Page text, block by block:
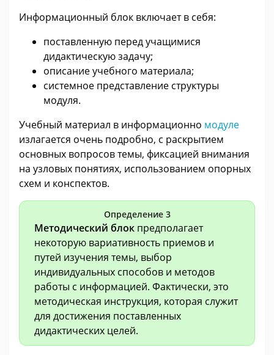
Информационный блок включает в себя:
поставленную перед учащимися
дидактическую задачу;
описание учебного материала;
системное представление структуры
модуля.
Учебный материал в информационно модуле
излагается очень подробно, с раскрытием
основных вопросов темы, фиксацией внимания
на узловых понятиях, использованием опорных
схем и конспектов.
Определение 3
Методический блок предполагает
некоторую вариативность приемов и
путей изучения темы, выбор
индивидуальных способов и методов
работы с информацией. Фактически, это
методическая инструкция, которая служит
для достижения поставленных
дидактических целей.